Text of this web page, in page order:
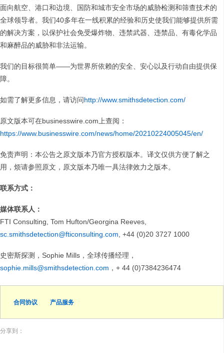
面向航空、港口和边境、国防和城市安全市场的威胁检测和筛查技术的
全球领导者。我们40多年在一线积累的经验和历史使我们能够提供所需
的解决方案，以保护社会免受爆炸物、违禁武器、违禁品、有毒化学品
和麻醉品的威胁和非法运输。
我们的目标很简单——为世界所依赖的安全、安心以及行动自由提供保
障。
如需了解更多信息，请访问http://www.smithsdetection.com/
原文版本可在businesswire.com上查阅：
https://www.businesswire.com/news/home/20210224005045/en/
免责声明：本公告之原文版本乃官方授权版本。译文仅供方便了解之
用，烦请参照原文，原文版本乃唯一具法律效力之版本。
联系方式：
媒体联系人：
FTI Consulting, Tom Hufton/Georgina Reeves,
sc.smithsdetection@fticonsulting.com, +44 (0)20 3727 1000
史密斯探测，Sophie Mills，全球传播经理，
sophie.mills@smithsdetection.com ，+ 44 (0)7384236474
合同协议 产品服务
分享到：